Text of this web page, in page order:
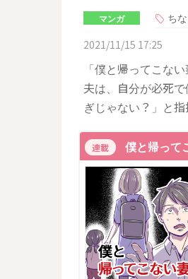
マンガ ち
2021/11/15 17:25
「僕と帰ってこな
夫は、自分が必死
ぎじゃない？」と指
連載 僕と帰って